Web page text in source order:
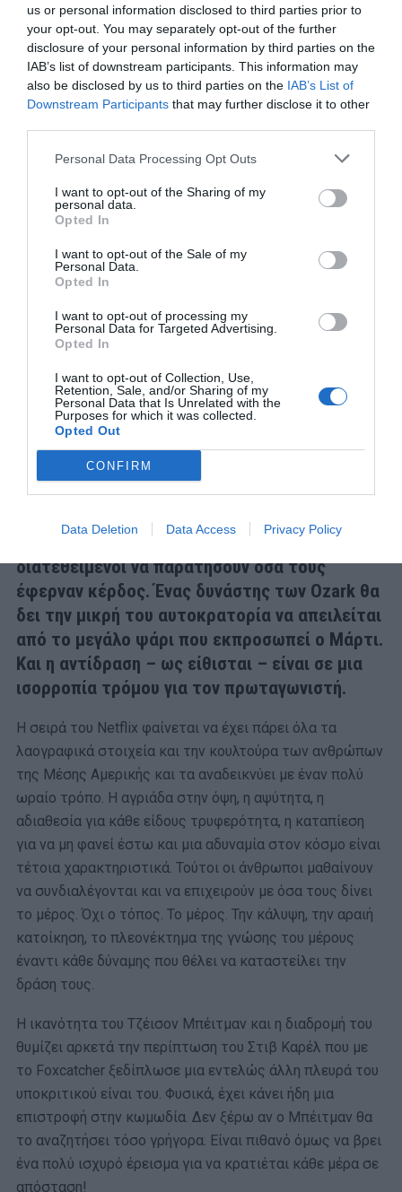
us or personal information disclosed to third parties prior to
your opt-out. You may separately opt-out of the further
disclosure of your personal information by third parties on the
IAB’s list of downstream participants. This information may
also be disclosed by us to third parties on the IAB’s List of
Downstream Participants that may further disclose it to other
Personal Data Processing Opt Outs
I want to opt-out of the Sharing of my
personal data.
Opted In
I want to opt-out of the Sale of my
Personal Data.
Opted In
I want to opt-out of processing my
Personal Data for Targeted Advertising.
Opted In
I want to opt-out of Collection, Use,
Retention, Sale, and/or Sharing of my
Personal Data that Is Unrelated with the
Purposes for which it was collected.
Opted Out
CONFIRM
Data Deletion Data Access Privacy Policy
Μάρτι θα έχει έναν σύμμαχο. Τη γυναίκα του Γουέντι
(Λόρα Λίνι). Οι εχθροί του είναι κατά τι περισσότεροι.
Όλοι εσωκλείονται σε αυτή την sui generis κατάσταση
που απαντάται στο Μιζούρι και άλλες μεσοπολιτείες.
Η αλήθεια για τον Ετιέν Καμαρά
Αυτό είναι οι σκληροί άνθρωποι που δεν είναι
διατεθειμένοι να παρατήσουν όσα τους
έφερναν κέρδος. Ένας δυνάστης των Ozark θα
δει την μικρή του αυτοκρατορία να απειλείται
από το μεγάλο ψάρι που εκπροσωπεί ο Μάρτι.
Και η αντίδραση – ως είθισται – είναι σε μια
ισορροπία τρόμου για τον πρωταγωνιστή.
Η σειρά του Netflix φαίνεται να έχει πάρει όλα τα
λαογραφικά στοιχεία και την κουλτούρα των ανθρώπων
της Μέσης Αμερικής και τα αναδεικνύει με έναν πολύ
ωραίο τρόπο. Η αγριάδα στην όψη, η αψύτητα, η
αδιαθεσία για κάθε είδους τρυφερότητα, η καταπίεση
για να μη φανεί έστω και μια αδυναμία στον κόσμο είναι
τέτοια χαρακτηριστικά. Τούτοι οι άνθρωποι μαθαίνουν
να συνδιαλέγονται και να επιχειρούν με όσα τους δίνει
το μέρος. Όχι ο τόπος. Το μέρος. Την κάλυψη, την αραιή
κατοίκηση, το πλεονέκτημα της γνώσης του μέρους
έναντι κάθε δύναμης που θέλει να καταστείλει την
δράση τους.
Η ικανότητα του Τζέισον Μπέιτμαν και η διαδρομή του
θυμίζει αρκετά την περίπτωση του Στιβ Καρέλ που με
το Foxcatcher ξεδίπλωσε μια εντελώς άλλη πλευρά του
υποκριτικού είναι του. Φυσικά, έχει κάνει ήδη μια
επιστροφή στην κωμωδία. Δεν ξέρω αν ο Μπέιτμαν θα
το αναζητήσει τόσο γρήγορα. Είναι πιθανό όμως να βρει
ένα πολύ ισχυρό έρεισμα για να κρατιέται κάθε μέρα σε
απόσταση!